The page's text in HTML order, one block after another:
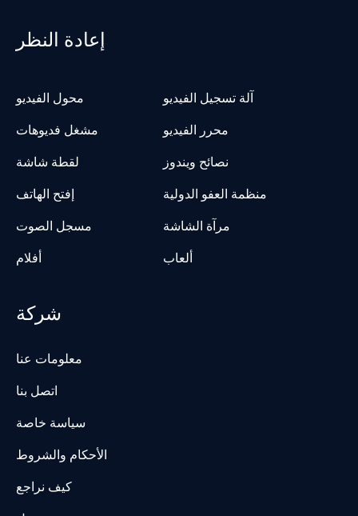
إعادة النظر
محول الفيديو
آلة تسجيل الفيديو
مشغل فديوهات
محرر الفيديو
لقطة شاشة
نصائح ويندوز
إفتح الهاتف
منظمة العفو الدولية
مسجل الصوت
مرآة الشاشة
أفلام
ألعاب
شركة
معلومات عنا
اتصل بنا
سياسة خاصة
الأحكام والشروط
كيف نراجع